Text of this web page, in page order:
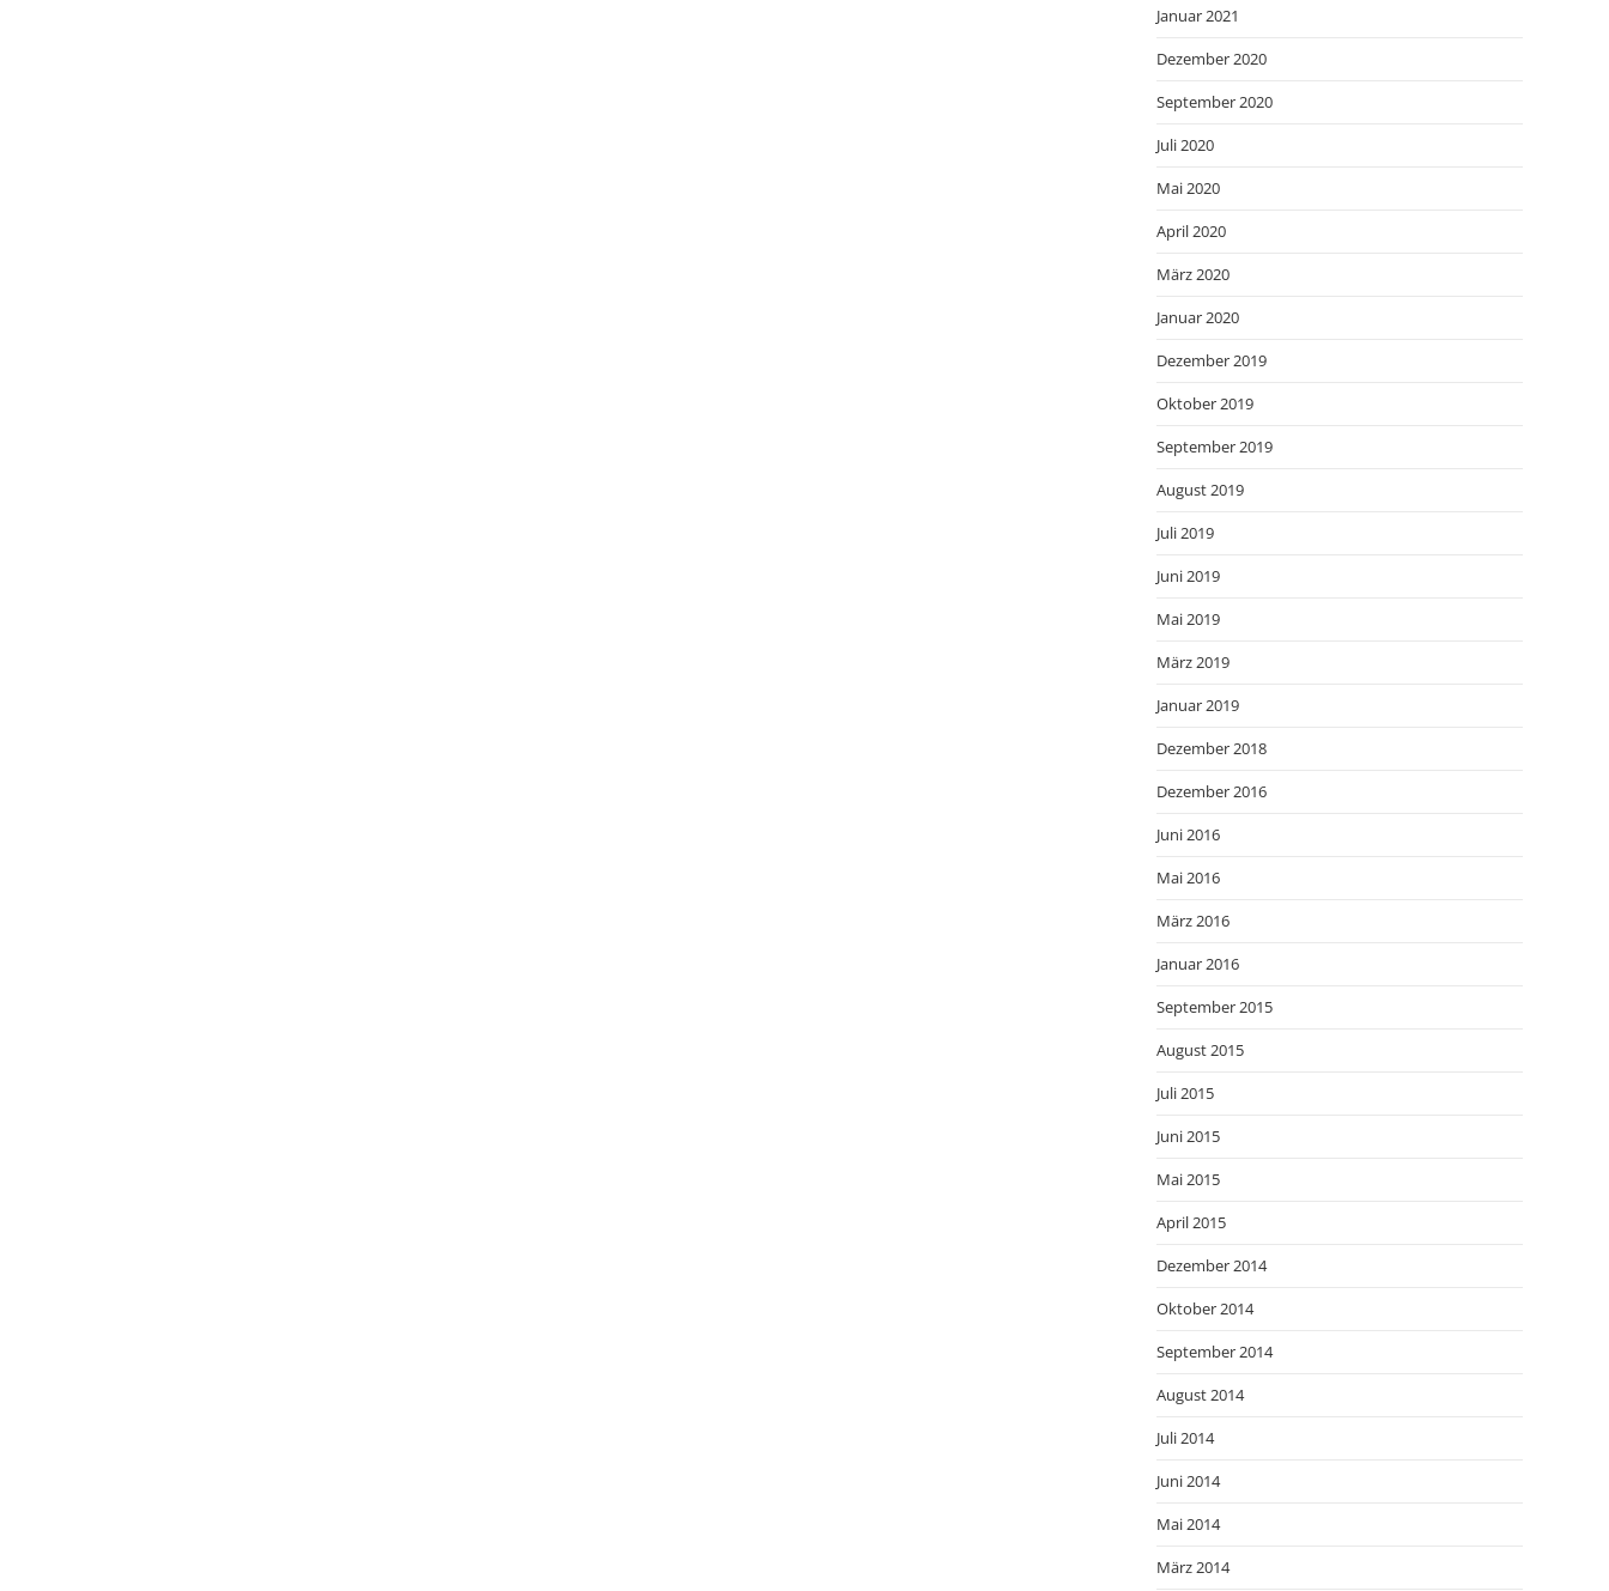
Januar 2021
Dezember 2020
September 2020
Juli 2020
Mai 2020
April 2020
März 2020
Januar 2020
Dezember 2019
Oktober 2019
September 2019
August 2019
Juli 2019
Juni 2019
Mai 2019
März 2019
Januar 2019
Dezember 2018
Dezember 2016
Juni 2016
Mai 2016
März 2016
Januar 2016
September 2015
August 2015
Juli 2015
Juni 2015
Mai 2015
April 2015
Dezember 2014
Oktober 2014
September 2014
August 2014
Juli 2014
Juni 2014
Mai 2014
März 2014